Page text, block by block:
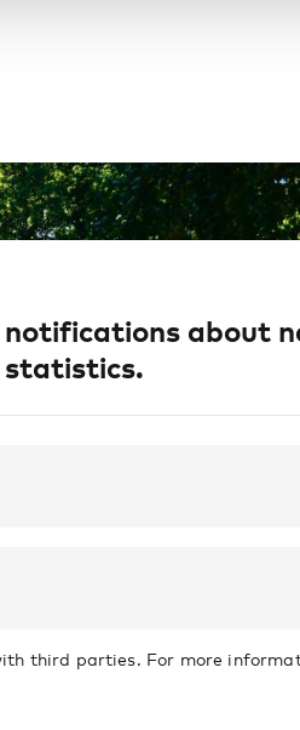
notifications about
statistics.
third parties. For more